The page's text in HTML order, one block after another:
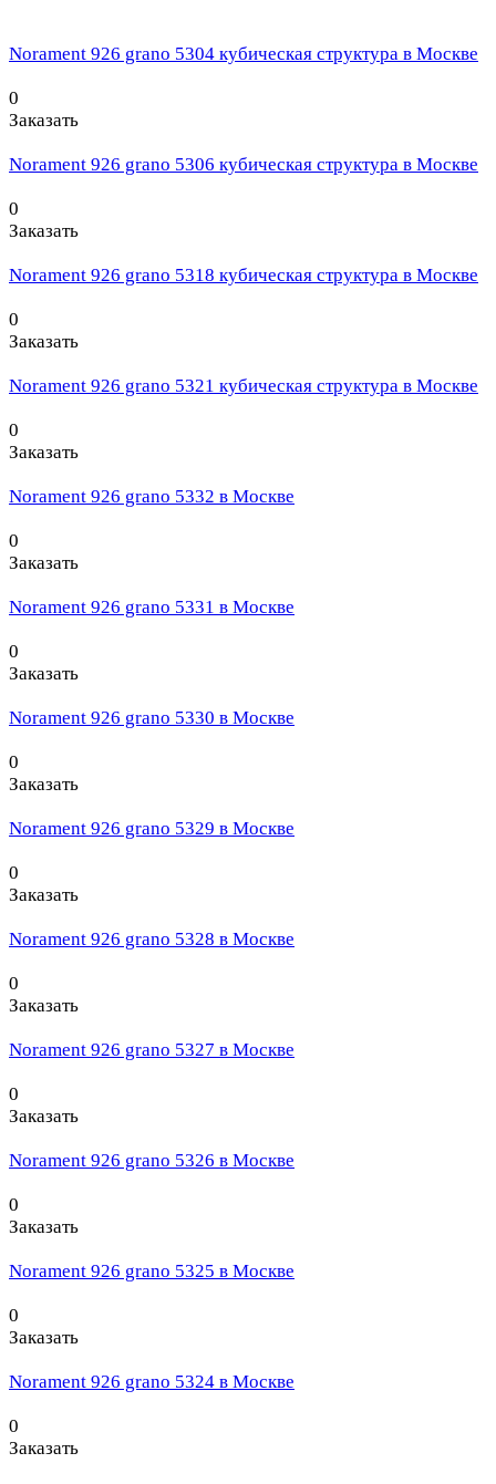
Norament 926 grano 5304 кубическая структура в Москве
0
Заказать
Norament 926 grano 5306 кубическая структура в Москве
0
Заказать
Norament 926 grano 5318 кубическая структура в Москве
0
Заказать
Norament 926 grano 5321 кубическая структура в Москве
0
Заказать
Norament 926 grano 5332 в Москве
0
Заказать
Norament 926 grano 5331 в Москве
0
Заказать
Norament 926 grano 5330 в Москве
0
Заказать
Norament 926 grano 5329 в Москве
0
Заказать
Norament 926 grano 5328 в Москве
0
Заказать
Norament 926 grano 5327 в Москве
0
Заказать
Norament 926 grano 5326 в Москве
0
Заказать
Norament 926 grano 5325 в Москве
0
Заказать
Norament 926 grano 5324 в Москве
0
Заказать